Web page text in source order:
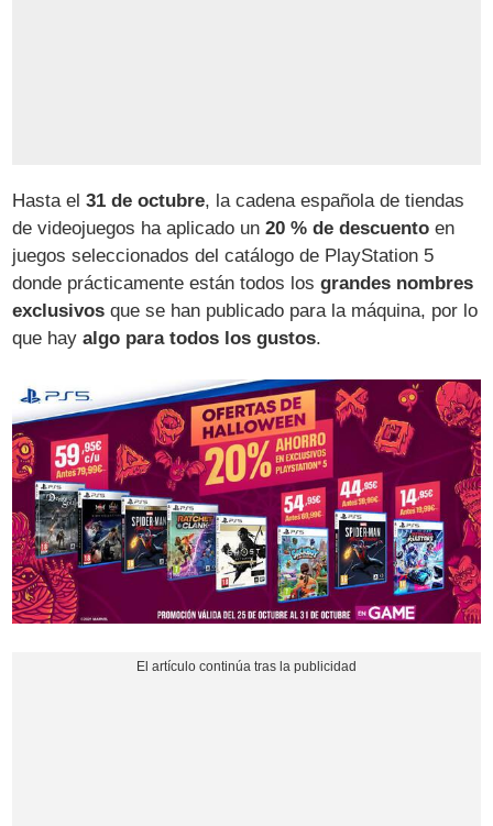
Hasta el31 de octubre, la cadena española de tiendas
de videojuegos ha aplicado un20 % de descuento en
juegos seleccionados del catálogo de PlayStation 5
donde prácticamente están todos losgrandes nombres
exclusivos que se han publicado para la máquina, por lo
que hayalgo para todos los gustos.